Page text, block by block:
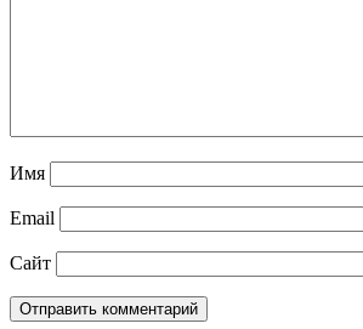
Имя
Email
Сайт